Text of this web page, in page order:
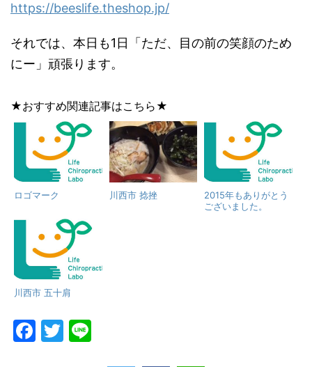
https://beeslife.theshop.jp/
それでは、本日も1日「ただ、目の前の笑顔のため
にー」頑張ります。
★おすすめ関連記事はこちら★
ロゴマーク 川西市 捻挫
2015年もありがとう
ございました。
川西市 五十肩
F
T